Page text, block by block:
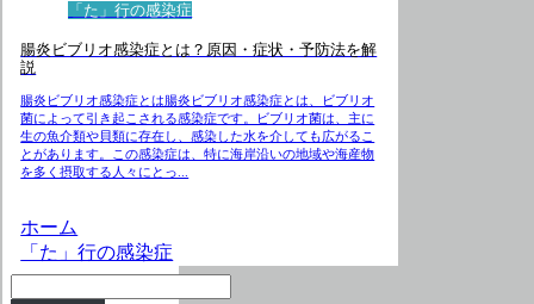
「た」行の感染症
腸炎ビブリオ感染症とは？原因・症状・予防法を解
説
腸炎ビブリオ感染症とは腸炎ビブリオ感染症とは、ビブリオ
菌によって引き起こされる感染症です。ビブリオ菌は、主に
生の魚介類や貝類に存在し、感染した水を介しても広がるこ
とがあります。この感染症は、特に海岸沿いの地域や海産物
を多く摂取する人々にとっ...
ホーム
「た」行の感染症